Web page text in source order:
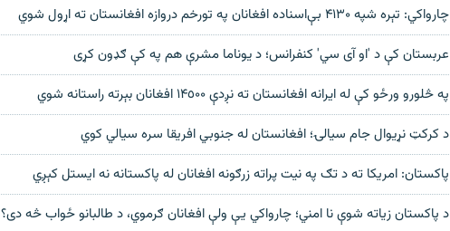
چارواکي: تېره شپه ۴۱۳۰ بې‌اسناده افغانان په تورخم دروازه افغانستان ته اړول شوي
عربستان کې د 'او آی سي' کنفرانس؛ د یوناما مشرې هم په کې ګډون کړی
په څلورو ورځو کې له ایرانه افغانستان ته نږدې ۱۴٥۰۰ افغانان بېرته راستانه شوي
د کرکټ نړیوال جام سیالۍ؛ افغانستان له جنوبي افریقا سره سیالي کوي
پاکستان: امریکا ته د تګ په نیت پراته زرګونه افغانان له پاکستانه نه ایستل کېږي
د پاکستان زیاته شوې نا امني؛ چارواکي یې ولې افغانان ګرموي، د طالبانو ځواب څه دی؟